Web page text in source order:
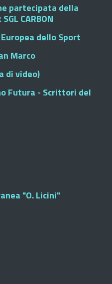
partecipata della
CARBON
dello Sport
Marco
di video)
Futura - Scrittori del
"O. Licini"